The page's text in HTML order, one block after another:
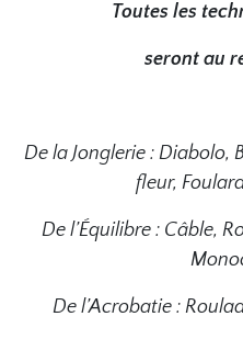
Toutes les
seront au
De la Jonglerie : Diabolo,
fleur,
De l’Équilibre : Câble,
De l’Acrobatie :